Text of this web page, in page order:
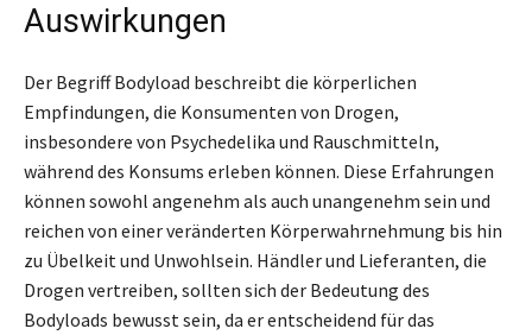
Auswirkungen
Der Begriff Bodyload beschreibt die körperlichen
Empfindungen, die Konsumenten von Drogen,
insbesondere von Psychedelika und Rauschmitteln,
während des Konsums erleben können. Diese Erfahrungen
können sowohl angenehm als auch unangenehm sein und
reichen von einer veränderten Körperwahrnehmung bis hin
zu Übelkeit und Unwohlsein. Händler und Lieferanten, die
Drogen vertreiben, sollten sich der Bedeutung des
Bodyloads bewusst sein, da er entscheidend für das